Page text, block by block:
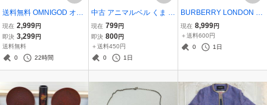
送料無料 OMNIGOD オム
ニゴッド ネイビー インデ
ィゴ ブルー 綿100% デニ
ム調 トップス ゆったり ワ
イド フリーサイズ 日本製
現在 2,999円
即決 3,299円
送料無料
0
22時間
中古 アニマルベル くま ク
マ 熊 ぬいぐるみ AMUSE
アミューズ PREMIUM US
E ONLY レトロ 動物 BEA
R ANIMAL
現在 799円
即決 800円
＋送料450円
0
1日
BURBERRY LONDON バ
ーバリーロンドン 38 ノバ
チェック ノースリーブ フ
リル ロング ラメ糸 ワンピ
現在 8,999円
＋送料600円
0
1日